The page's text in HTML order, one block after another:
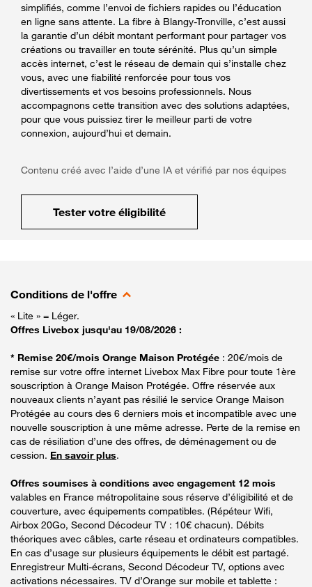
simplifiés, comme l’envoi de fichiers rapides ou l’éducation
en ligne sans attente. La fibre à Blangy-Tronville, c’est aussi
la garantie d’un débit montant performant pour partager vos
créations ou travailler en toute sérénité. Plus qu’un simple
accès internet, c’est le réseau de demain qui s’installe chez
vous, avec une fiabilité renforcée pour tous vos
divertissements et vos besoins professionnels. Nous
accompagnons cette transition avec des solutions adaptées,
pour que vous puissiez tirer le meilleur parti de votre
connexion, aujourd’hui et demain.
Contenu créé avec l’aide d’une IA et vérifié par nos équipes
Tester votre éligibilité
Conditions de l'offre
« Lite » = Léger.
Offres Livebox jusqu'au 19/08/2026 :
* Remise 20€/mois Orange Maison Protégée : 20€/mois de
remise sur votre offre internet Livebox Max Fibre pour toute 1ère
souscription à Orange Maison Protégée. Offre réservée aux
nouveaux clients n’ayant pas résilié le service Orange Maison
Protégée au cours des 6 derniers mois et incompatible avec une
nouvelle souscription à une même adresse. Perte de la remise en
cas de résiliation d’une des offres, de déménagement ou de
cession. En savoir plus.
Offres soumises à conditions avec engagement 12 mois
valables en France métropolitaine sous réserve d’éligibilité et de
couverture, avec équipements compatibles. (Répéteur Wifi,
Airbox 20Go, Second Décodeur TV : 10€ chacun). Débits
théoriques avec câbles, carte réseau et ordinateurs compatibles.
En cas d’usage sur plusieurs équipements le débit est partagé.
Enregistreur Multi-écrans, Second Décodeur TV, options avec
activations nécessaires. TV d’Orange sur mobile et tablette :